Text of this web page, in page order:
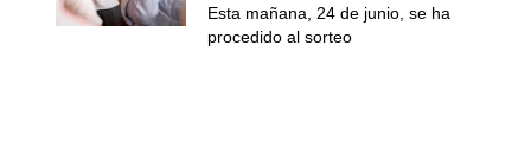
Esta mañana, 24 de junio, se ha
procedido al sorteo